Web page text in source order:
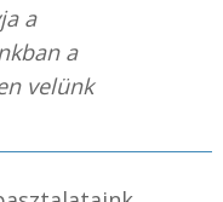
a
a
velünk